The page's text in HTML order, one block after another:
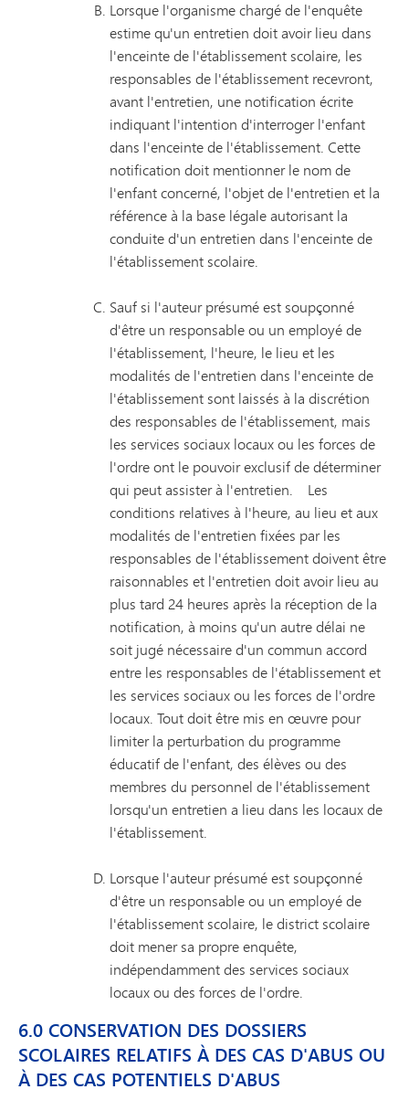
Lorsque l'organisme chargé de l'enquête
estime qu'un entretien doit avoir lieu dans
l'enceinte de l'établissement scolaire, les
responsables de l'établissement recevront,
avant l'entretien, une notification écrite
indiquant l'intention d'interroger l'enfant
dans l'enceinte de l'établissement. Cette
notification doit mentionner le nom de
l'enfant concerné, l'objet de l'entretien et la
référence à la base légale autorisant la
conduite d'un entretien dans l'enceinte de
l'établissement scolaire.
Sauf si l'auteur présumé est soupçonné
d'être un responsable ou un employé de
l'établissement, l'heure, le lieu et les
modalités de l'entretien dans l'enceinte de
l'établissement sont laissés à la discrétion
des responsables de l'établissement, mais
les services sociaux locaux ou les forces de
l'ordre ont le pouvoir exclusif de déterminer
qui peut assister à l'entretien. Les
conditions relatives à l'heure, au lieu et aux
modalités de l'entretien fixées par les
responsables de l'établissement doivent être
raisonnables et l'entretien doit avoir lieu au
plus tard 24 heures après la réception de la
notification, à moins qu'un autre délai ne
soit jugé nécessaire d'un commun accord
entre les responsables de l'établissement et
les services sociaux ou les forces de l'ordre
locaux. Tout doit être mis en œuvre pour
limiter la perturbation du programme
éducatif de l'enfant, des élèves ou des
membres du personnel de l'établissement
lorsqu'un entretien a lieu dans les locaux de
l'établissement.
Lorsque l'auteur présumé est soupçonné
d'être un responsable ou un employé de
l'établissement scolaire, le district scolaire
doit mener sa propre enquête,
indépendamment des services sociaux
locaux ou des forces de l'ordre.
6.0 CONSERVATION DES DOSSIERS
SCOLAIRES RELATIFS À DES CAS D'ABUS OU
À DES CAS POTENTIELS D'ABUS